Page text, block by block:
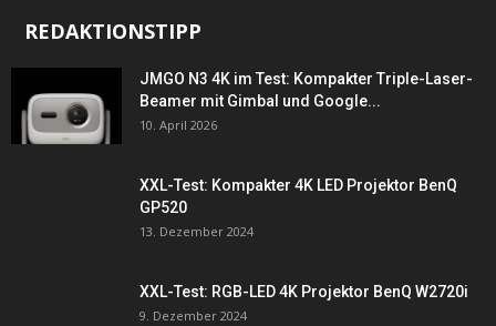
REDAKTIONSTIPP
JMGO N3 4K im Test: Kompakter Triple-Laser-
Beamer mit Gimbal und Google...
10. April 2026
XXL-Test: Kompakter 4K LED Projektor BenQ
GP520
13. Dezember 2024
XXL-Test: RGB-LED 4K Projektor BenQ W2720i
9. Dezember 2024